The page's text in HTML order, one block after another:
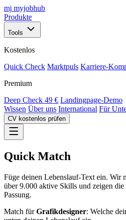
mj myjobhub
Produkte
Tools
Kostenlos
Quick Check Marktpuls Karriere-
Premium
Deep Check 49 € Landingpage-Demo
Wissen Über uns International Für
CV kostenlos prüfen
Quick Match
Füge deinen Lebenslauf-Text ein. Wir
über 9.000 aktive Skills und zeigen
Passung.
Match fürGrafikdesigner: Welche